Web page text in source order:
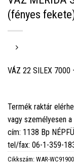
(fényes
VÁZ 22 SILEX
Termék raktár
vagy személyesen a
cím: 1138 Bp
tel/fax: 06-1-359-
Cikkszám: WAR-